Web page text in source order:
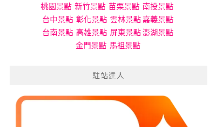
桃園景點 新竹景點 苗栗景點 南投景點
台中景點 彰化景點 雲林景點嘉義景點
台南景點 高雄景點 屏東景點澎湖景點
金門景點 馬祖景點
駐站達人